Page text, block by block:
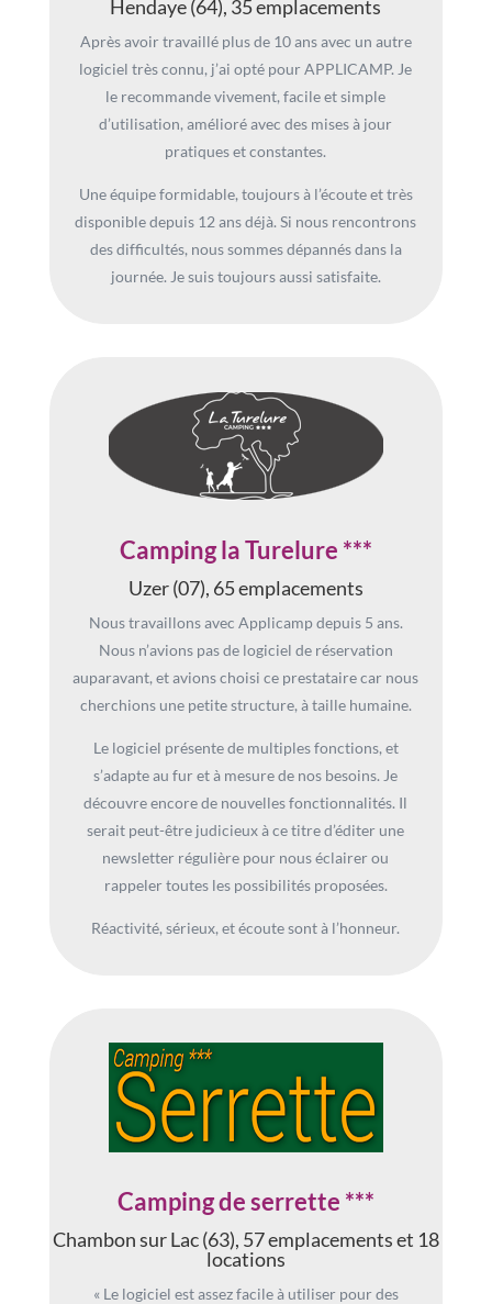
Hendaye (64), 35 emplacements
Après avoir travaillé plus de 10 ans avec un autre
logiciel très connu, j’ai opté pour APPLICAMP. Je
le recommande vivement, facile et simple
d’utilisation, amélioré avec des mises à jour
pratiques et constantes.
Une équipe formidable, toujours à l’écoute et très
disponible depuis 12 ans déjà. Si nous rencontrons
des difficultés, nous sommes dépannés dans la
journée. Je suis toujours aussi satisfaite.
Camping la Turelure ***
Uzer (07), 65 emplacements
Nous travaillons avec Applicamp depuis 5 ans.
Nous n’avions pas de logiciel de réservation
auparavant, et avions choisi ce prestataire car nous
cherchions une petite structure, à taille humaine.
Le logiciel présente de multiples fonctions, et
s’adapte au fur et à mesure de nos besoins. Je
découvre encore de nouvelles fonctionnalités. Il
serait peut-être judicieux à ce titre d’éditer une
newsletter régulière pour nous éclairer ou
rappeler toutes les possibilités proposées.
Réactivité, sérieux, et écoute sont à l’honneur.
Camping de serrette ***
Chambon sur Lac (63), 57 emplacements et 18
locations
« Le logiciel est assez facile à utiliser pour des